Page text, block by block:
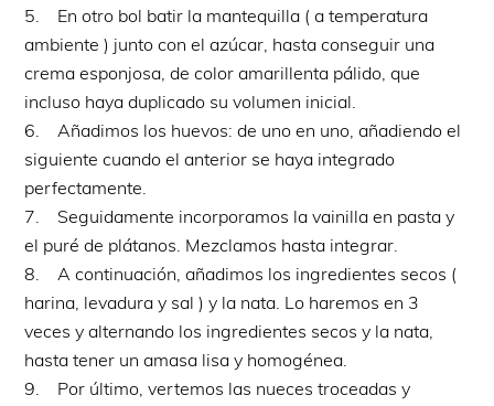
5. En otro bol batir la mantequilla ( a temperatura
ambiente ) junto con el azúcar, hasta conseguir una
crema esponjosa, de color amarillenta pálido, que
incluso haya duplicado su volumen inicial.
6. Añadimos los huevos: de uno en uno, añadiendo el
siguiente cuando el anterior se haya integrado
perfectamente.
7. Seguidamente incorporamos la vainilla en pasta y
el puré de plátanos. Mezclamos hasta integrar.
8. A continuación, añadimos los ingredientes secos (
harina, levadura y sal ) y la nata. Lo haremos en 3
veces y alternando los ingredientes secos y la nata,
hasta tener un amasa lisa y homogénea.
9. Por último, vertemos las nueces troceadas y